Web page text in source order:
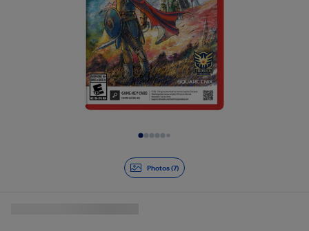
Photos (7)